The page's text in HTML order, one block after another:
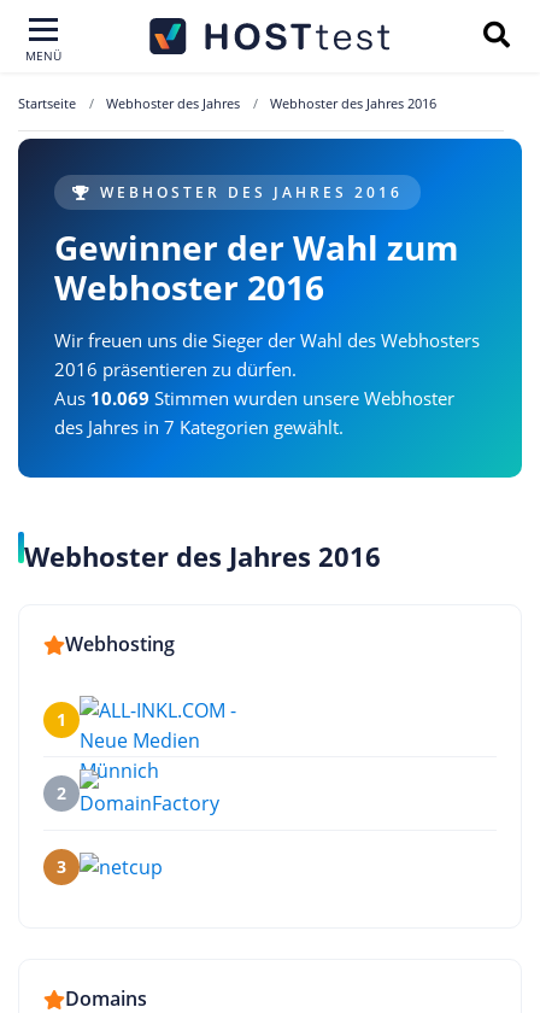
MENÜ
Startseite Webhoster des Jahres Webhoster des Jahres 2016
WEBHOSTER DES JAHRES 2016
Gewinner der Wahl zum
Webhoster 2016
Wir freuen uns die Sieger der Wahl des Webhosters
2016 präsentieren zu dürfen.
Aus 10.069 Stimmen wurden unsere Webhoster
des Jahres in 7 Kategorien gewählt.
Webhoster des Jahres 2016
Webhosting
1
2
3
Domains